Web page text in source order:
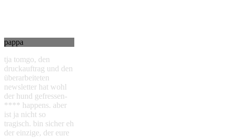
pappa
tja tomgo, den
druckauftrag und den
überarbeiteten
newsletter hat wohl
der hund gefressen-
**** happens. aber
ist ja nicht so
tragisch. bin sicher eh
der einzige, der eure